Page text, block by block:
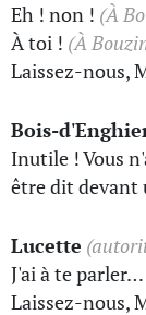
Eh ! non ! (À
À toi ! (À
Laissez-nous,
Bois-
Inutile ! Vous
être dit devant
Lucette
J'ai à te parler…
Laissez-nous,